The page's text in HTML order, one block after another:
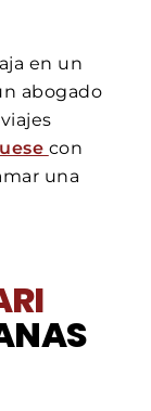
en un
abogado
con
una